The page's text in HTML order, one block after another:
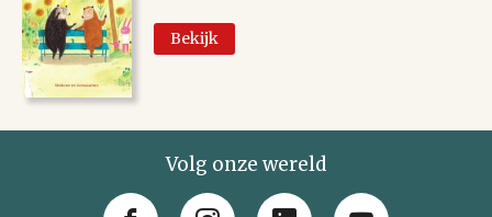
Bekijk
Volg onze wereld